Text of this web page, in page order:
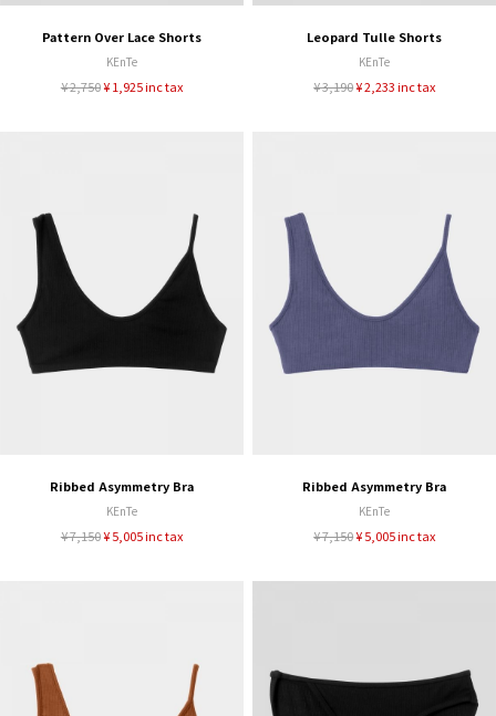
Pattern Over Lace Shorts
KEnTe
¥ 2,750¥ 1,925 inc tax
Leopard Tulle Shorts
KEnTe
¥ 3,190¥ 2,233 inc tax
Ribbed Asymmetry Bra
KEnTe
¥ 7,150¥ 5,005 inc tax
Ribbed Asymmetry Bra
KEnTe
¥ 7,150¥ 5,005 inc tax